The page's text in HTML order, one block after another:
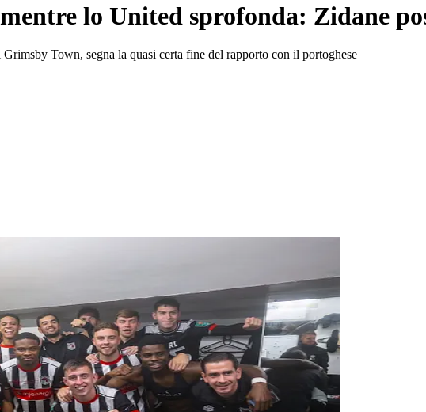
lo United sprofonda: Zidane
Town, segna la quasi certa fine del rapporto con il portoghese